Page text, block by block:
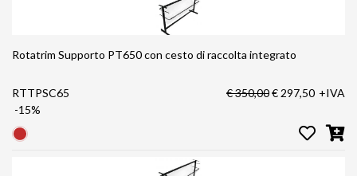
Rotatrim Supporto PT650 con cesto di raccolta integrato
RTTPSC65
-15%
€ 350,00€ 297,50 +IVA